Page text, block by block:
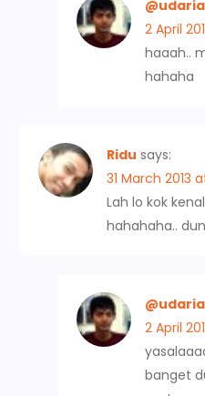
o
n
2 April
haaah..
hahaha
Ridu says:
31 March 2013
Lah lo kok
hahahaha..
2 April
banget